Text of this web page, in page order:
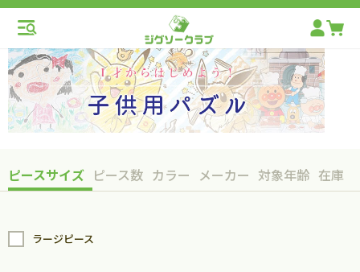
ピースサイズ ピース数 カラー メーカー 対象年齢 在庫
ラージピース